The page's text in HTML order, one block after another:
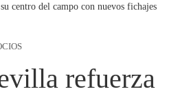
centro del campo con nuevos fichajes
refuerza